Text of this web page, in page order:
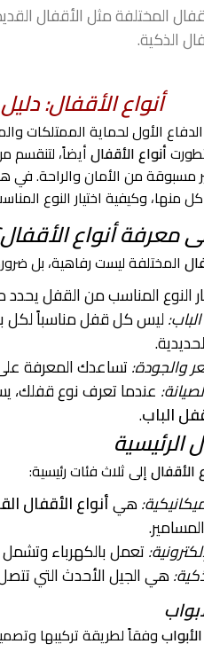
المختلفة مثل الأقفال
الذكية.
أنواع الأقفال:
الأول لحماية الممتلكات
أنواع الأقفالأيضاً، لتنقسم
مسبوقة من الأمان والراحة. في
وكيفية اختيار النوع
معرفة أنواع
المختلفة ليست رفاهية، بل
النوع المناسب من القفل
ليس كل قفل مناسباً لكل
والجودة:تساعدك المعرفة
عندما تعرف نوع قفلك،
الباب.
الرئيسية
الأقفالإلى ثلاث فئات رئيسية:
هيأنواع الأقفال
تعمل بالكهرباء وتشمل
هي الجيل الأحدث التي
وفقاً لطريقة تركيبها